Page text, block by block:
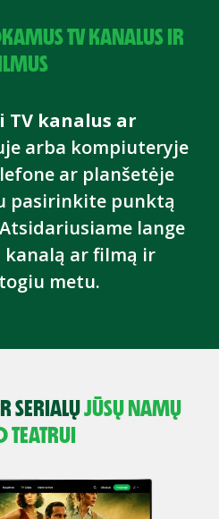
TV KANALUS IR
kanalus ar
arba kompiuteryje
ar planšetėje
pasirinkite punktą
lange
ar filmą ir
metu.
SERIALŲJŪSŲ NAMŲ
TEATRUI